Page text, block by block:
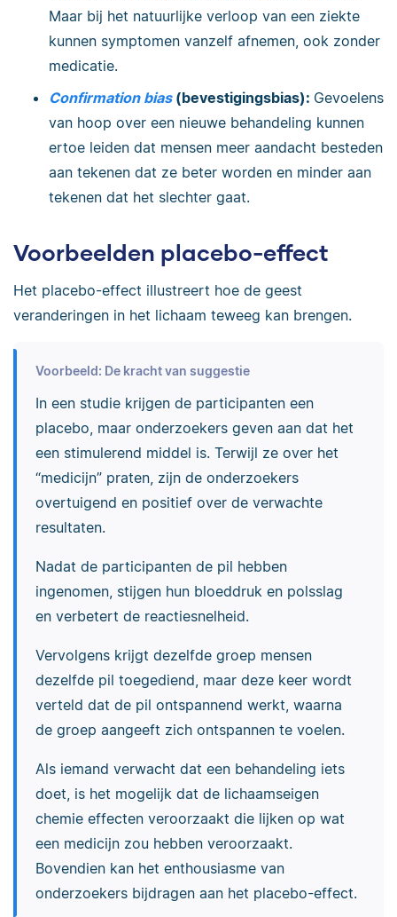
Maar bij het natuurlijke verloop van een ziekte
kunnen symptomen vanzelf afnemen, ook zonder
medicatie.
Confirmation bias(bevestigingsbias): Gevoelens
van hoop over een nieuwe behandeling kunnen
ertoe leiden dat mensen meer aandacht besteden
aan tekenen dat ze beter worden en minder aan
tekenen dat het slechter gaat.
Voorbeelden placebo-effect
Het placebo-effect illustreert hoe de geest
veranderingen in het lichaam teweeg kan brengen.
Voorbeeld: De kracht van suggestie
In een studie krijgen de participanten een
placebo, maar onderzoekers geven aan dat het
een stimulerend middel is. Terwijl ze over het
“medicijn” praten, zijn de onderzoekers
overtuigend en positief over de verwachte
resultaten.
Nadat de participanten de pil hebben
ingenomen, stijgen hun bloeddruk en polsslag
en verbetert de reactiesnelheid.
Vervolgens krijgt dezelfde groep mensen
dezelfde pil toegediend, maar deze keer wordt
verteld dat de pil ontspannend werkt, waarna
de groep aangeeft zich ontspannen te voelen.
Als iemand verwacht dat een behandeling iets
doet, is het mogelijk dat de lichaamseigen
chemie effecten veroorzaakt die lijken op wat
een medicijn zou hebben veroorzaakt.
Bovendien kan het enthousiasme van
onderzoekers bijdragen aan het placebo-effect.